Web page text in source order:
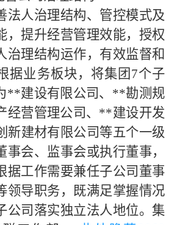
人治理结构、管控模式及
，提升经营管理效能，授权
治理结构运作，有效监督和
据业务板块，将集团 7个子
**建设有限公司、**勘测规
经营管理公司、 **建设开发
新建材有限公司等五个一级
事会、监事会或执行董事，
据工作需要兼任子公司董事
领导职务，既满足掌握情况
公司落实独立法人地位。集